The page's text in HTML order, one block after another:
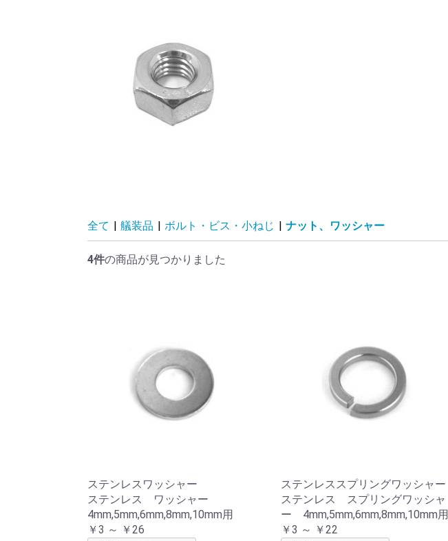
全て | 艤装品 | ボルト・ビス・小ねじ | ナット、ワッシャー
4件の商品が見つかりました
ステンレスワッシャー
ステンレス ワッシャー
4mm,5mm,6mm,8mm,10mm用
￥3 ～ ￥26
ステンレススプリングワッシャー
ステンレス スプリングワッシャ
ー 4mm,5mm,6mm,8mm,10mm用
￥3 ～ ￥22